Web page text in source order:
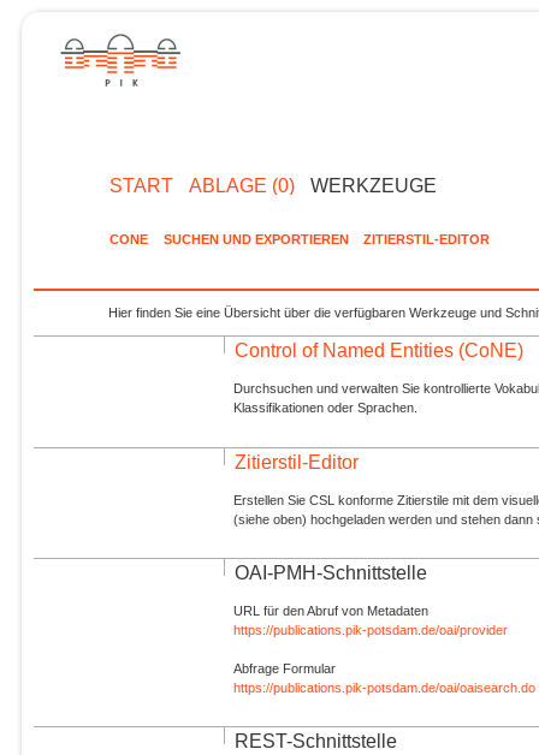
START ABLAGE (0) WERKZEUGE
CONE SUCHEN UND EXPORTIEREN ZITIERSTIL-EDITOR
Hier finden Sie eine Übersicht über die verfügbaren Werkzeuge und
Control of Named Entities (CoNE)
Durchsuchen und verwalten Sie kontrollierte
Klassifikationen oder Sprachen.
Zitierstil-Editor
Erstellen Sie CSL konforme Zitierstile mit dem
(siehe oben) hochgeladen werden und stehen dann
OAI-PMH-Schnittstelle
URL für den Abruf von Metadaten
https://publications.pik-potsdam.de/oai/provider
Abfrage Formular
https://publications.pik-potsdam.de/oai/oaisearch.do
REST-Schnittstelle